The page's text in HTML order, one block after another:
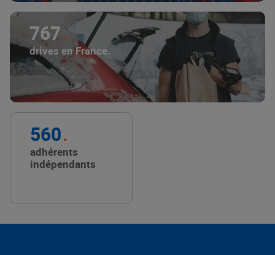
767
drives en France.
560
adhérents
indépendants